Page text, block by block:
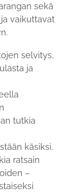
sekä
vaikuttavat
selvitys,
ja
tutkia
käsiksi.
ratsain
–